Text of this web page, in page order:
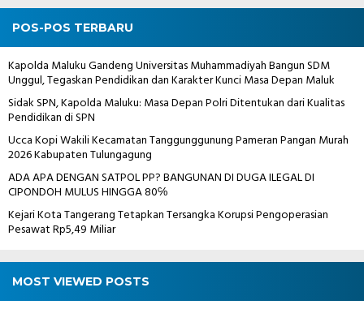
POS-POS TERBARU
Kapolda Maluku Gandeng Universitas Muhammadiyah Bangun SDM
Unggul, Tegaskan Pendidikan dan Karakter Kunci Masa Depan Maluk
Sidak SPN, Kapolda Maluku: Masa Depan Polri Ditentukan dari Kualitas
Pendidikan di SPN
Ucca Kopi Wakili Kecamatan Tanggunggunung Pameran Pangan Murah
2026 Kabupaten Tulungagung
ADA APA DENGAN SATPOL PP? BANGUNAN DI DUGA ILEGAL DI
CIPONDOH MULUS HINGGA 80℅
Kejari Kota Tangerang Tetapkan Tersangka Korupsi Pengoperasian
Pesawat Rp5,49 Miliar
MOST VIEWED POSTS